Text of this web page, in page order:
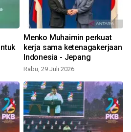
Menko Muhaimin perkuat
kerja sama ketenagakerjaan
Indonesia - Jepang
Rabu, 29 Juli 2026